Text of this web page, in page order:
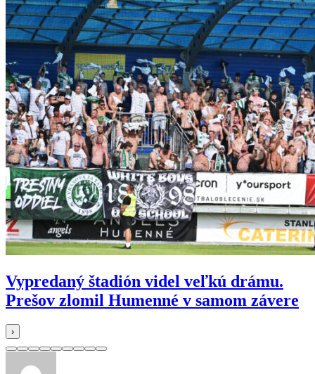
Vypredaný štadión videl veľkú drámu.
Prešov zlomil Humenné v samom závere
›